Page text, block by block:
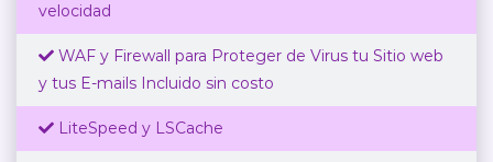
velocidad
WAF y Firewall para Proteger de Virus tu Sitio web
y tus E-mails Incluido sin costo
LiteSpeed y LSCache